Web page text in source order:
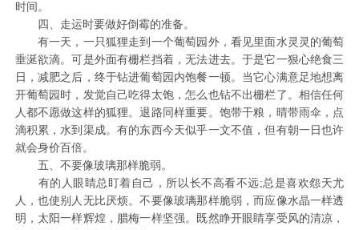
时间。
四、走运时要做好倒霉的准备。
有一天，一只狐狸走到一个葡萄园外，看见里面水灵灵的葡萄
垂涎欲滴。可是外面有栅栏挡着，无法进去。于是它一狠心绝食三
日，减肥之后，终于钻进葡萄园内饱餐一顿。当它心满意足地想离
开葡萄园时，发觉自己吃得太饱，怎么也钻不出栅栏了。相信任何
人都不愿做这样的狐狸。退路同样重要。饱带干粮，晴带雨伞，点
滴积累，水到渠成。有的东西今天似乎一文不值，但有朝一日也许
就会身价百倍。
五、不要像玻璃那样脆弱。
有的人眼睛总盯着自己，所以长不高看不远;总是喜欢怨天尤
人，也使别人无比厌烦。不要像玻璃那样脆弱，而应像水晶一样透
明，太阳一样辉煌，腊梅一样坚强。既然睁开眼睛享受风的清凉，